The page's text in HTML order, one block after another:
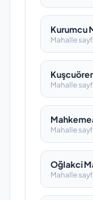
Kurumcu
Mahalle
Mahalle
Mahalle
Oğlakci
Mahalle